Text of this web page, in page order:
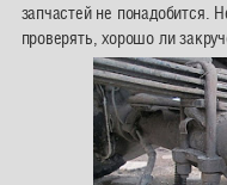
запчастей не понадобится.
проверять, хорошо ли